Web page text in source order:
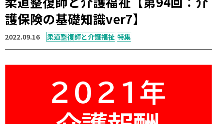
国家試験対策
学会・セミナー情報
運営元 お問い合わせ
護保険の基礎知識ver7】
2022.09.16 柔道整復師と介護福祉 特集